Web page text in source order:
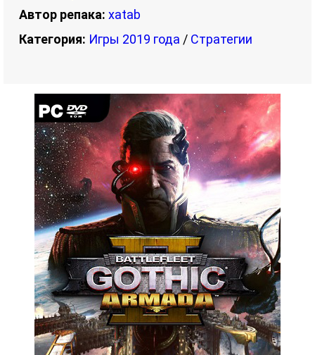
Автор репака: xatab
Категория: Игры 2019 года / Стратегии